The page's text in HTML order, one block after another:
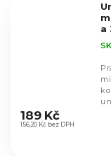
a
hodnocení
produktu
156,20 Kč bez DPH
189 Kč